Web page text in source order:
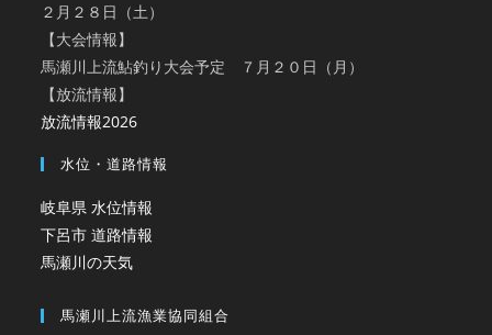
２月２８日（土）
【大会情報】
馬瀬川上流鮎釣り大会予定 ７月２０日（月）
【放流情報】
放流情報2026
水位・道路情報
岐阜県 水位情報
下呂市 道路情報
馬瀬川の天気
馬瀬川上流漁業協同組合